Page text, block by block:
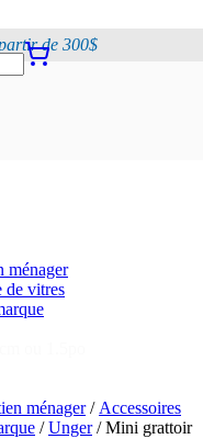
de 300$
de
ménager
de vitres
ménager/ Accessoires
/Unger/ Mini grattoir